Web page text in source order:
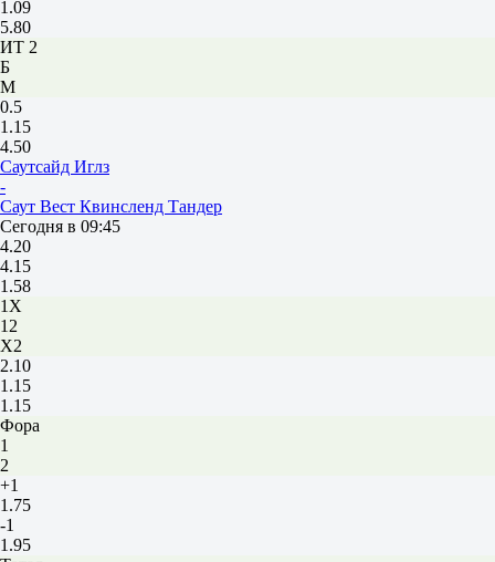
1.09
5.80
ИТ 2
Б
М
0.5
1.15
4.50
Саутсайд Иглз
-
Саут Вест Квинсленд Тандер
Сегодня в 09:45
4.20
4.15
1.58
1X
12
X2
2.10
1.15
1.15
Фора
1
2
+1
1.75
-1
1.95